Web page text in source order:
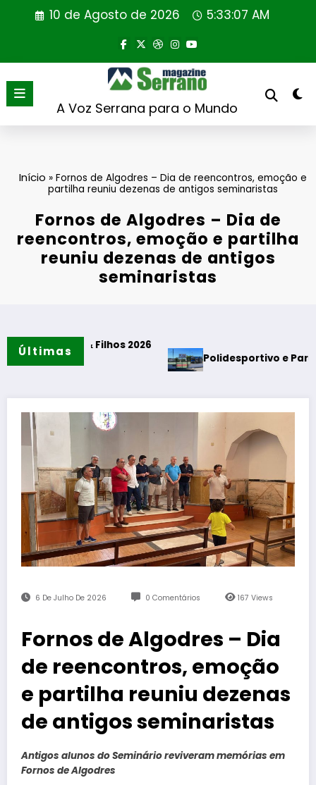
10 de Agosto de 2026 5:33:07 AM
A Voz Serrana para o Mundo
Início » Fornos de Algodres – Dia de reencontros, emoção e
partilha reuniu dezenas de antigos seminaristas
Fornos de Algodres – Dia de
reencontros, emoção e partilha
reuniu dezenas de antigos
seminaristas
Últimas
Filhos 2026
Polidesportivo e Parque de
6 De Julho De 2026 0 Comentários 167Views
Fornos de Algodres – Dia
de reencontros, emoção
e partilha reuniu dezenas
de antigos seminaristas
Antigos alunos do Seminário reviveram memórias em
Fornos de Algodres